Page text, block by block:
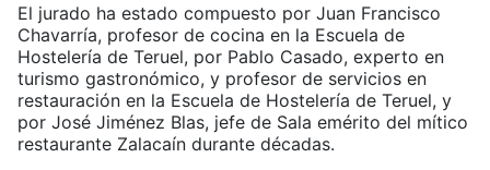
El jurado ha estado compuesto por Juan Francisco
Chavarría, profesor de cocina en la Escuela de
Hostelería de Teruel, por Pablo Casado, experto en
turismo gastronómico, y profesor de servicios en
restauración en la Escuela de Hostelería de Teruel, y
por José Jiménez Blas, jefe de Sala emérito del mítico
restaurante Zalacaín durante décadas.